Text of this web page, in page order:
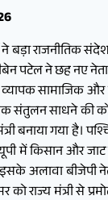
ने बड़ा
ने छह नए नेताओं
सामाजिक और
संतुलन साधने
बनाया गया है।
यूपी में किसान
अलावा बीजेपी
राज्य मंत्री से